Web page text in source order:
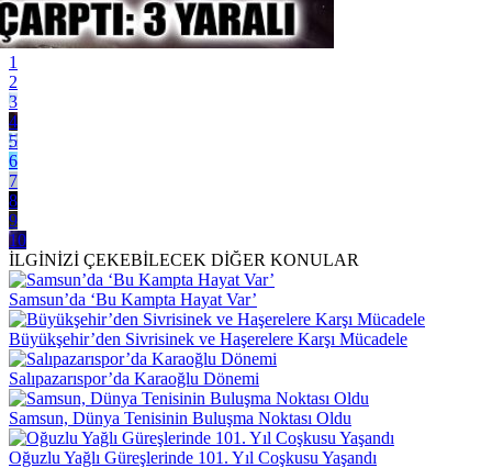
1
2
3
4
5
6
7
8
9
10
İLGİNİZİ ÇEKEBİLECEK DİĞER KONULAR
Samsun’da ‘Bu Kampta Hayat Var’
Büyükşehir’den Sivrisinek ve Haşerelere Karşı Mücadele
Salıpazarıspor’da Karaoğlu Dönemi
Samsun, Dünya Tenisinin Buluşma Noktası Oldu
Oğuzlu Yağlı Güreşlerinde 101. Yıl Coşkusu Yaşandı